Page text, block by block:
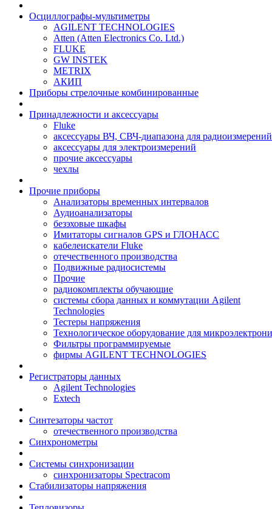
Осциллографы-мультиметры
AGILENT TECHNOLOGIES
Atten (Atten Electronics Co. Ltd.)
FLUKE
GW INSTEK
METRIX
АКИП
Приборы стрелочные комбинированные
Принадлежности и аксессуары
Fluke
аксессуары ВЧ, СВЧ-диапазона для радиоизмерений
аксессуары для электроизмерений
прочие аксессуары
чехлы
Прочие приборы
Анализаторы временных интервалов
Аудиоанализаторы
безэховые шкафы
Имитаторы сигналов GPS и ГЛОНАСС
кабелеискатели Fluke
отечественного производства
Подвижные радиосистемы
Прочие
радиокомплекты обучающие
системы сбора данных и коммутации Agilent
Technologies
Тестеры напряжения
Технологическое оборудование для
Фильтры программируемые
фирмы AGILENT TECHNOLOGIES
Регистраторы данных
Agilent Technologies
Extech
Синтезаторы частот
отечественного производства
Синхронометры
Системы синхронизации
синхронизаторы Spectracom
Стабилизаторы напряжения